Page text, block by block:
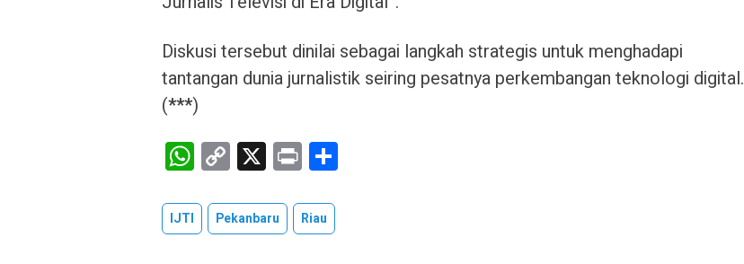
Diskusi tersebut dinilai sebagai langkah strategis untuk menghadapi
tantangan dunia jurnalistik seiring pesatnya perkembangan teknologi digital.
(***)
W
h
at
s
C
o
py
Li
X Pr
in
t
IJTI Pekanbaru Riau